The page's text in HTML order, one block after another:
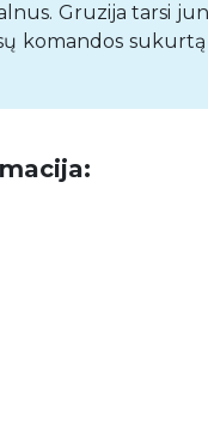
Gruzija tarsi
komandos